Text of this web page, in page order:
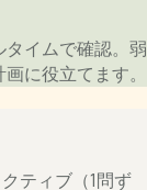
イムで確認。弱
に役立てます。
ティブ（1問ず